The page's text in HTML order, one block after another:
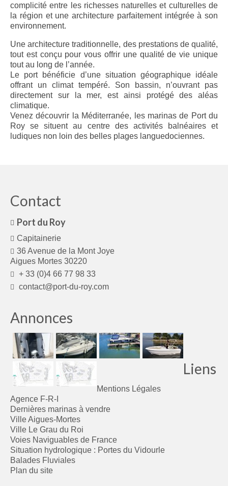
complicité entre les richesses naturelles et culturelles de
la région et une architecture parfaitement intégrée à son
environnement.
Une architecture traditionnelle, des prestations de qualité,
tout est conçu pour vous offrir une qualité de vie unique
tout au long de l’année.
Le port bénéficie d’une situation géographique idéale
offrant un climat tempéré. Son bassin, n’ouvrant pas
directement sur la mer, est ainsi protégé des aléas
climatique.
Venez découvrir la Méditerranée, les marinas de Port du
Roy se situent au centre des activités balnéaires et
ludiques non loin des belles plages languedociennes.
Contact
Port du Roy
Capitainerie
36 Avenue de la Mont Joye
Aigues Mortes 30220
+ 33 (0)4 66 77 98 33
contact@port-du-roy.com
Annonces
Liens
Mentions Légales
Agence F-R-I
Dernières marinas à vendre
Ville Aigues-Mortes
Ville Le Grau du Roi
Voies Naviguables de France
Situation hydrologique : Portes du Vidourle
Balades Fluviales
Plan du site